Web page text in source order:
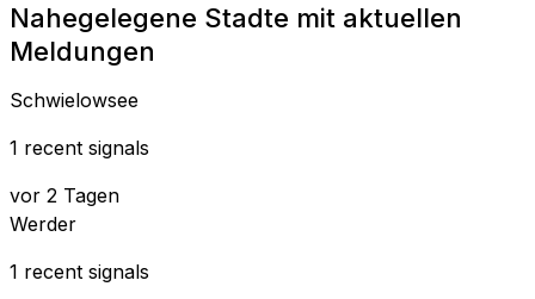
Nahegelegene Stadte mit aktuellen
Meldungen
Schwielowsee
1 recent signals
vor 2 Tagen
Werder
1 recent signals